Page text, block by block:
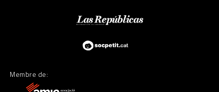
Membre de: